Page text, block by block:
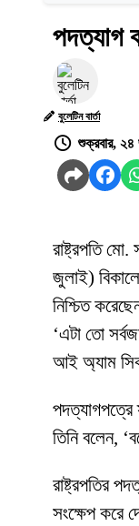
পদত্যাগ
বুলেটিন বার্তা
শুক্রবার,
রাষ্ট্রপতি
জুলাই)
নিশ্চিত
‘এটা তো
আই অ্যাম
পদত্যাগপত্রে
তিনি বলেন,
রাষ্ট্রপতির
সংক্ষেপ করে